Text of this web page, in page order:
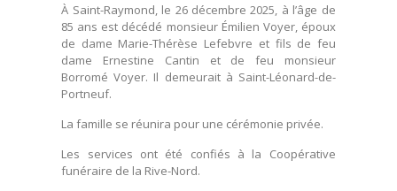
À Saint-Raymond, le 26 décembre 2025, à l’âge de
85 ans est décédé monsieur Émilien Voyer, époux
de dame Marie-Thérèse Lefebvre et fils de feu
dame Ernestine Cantin et de feu monsieur
Borromé Voyer. Il demeurait à Saint-Léonard-de-
Portneuf.
La famille se réunira pour une cérémonie privée.
Les services ont été confiés à la Coopérative
funéraire de la Rive-Nord.